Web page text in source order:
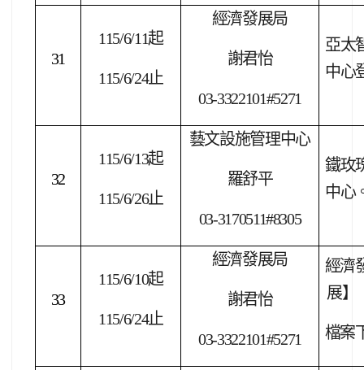
31
115/6/11起
115/6/24止
經濟發展局
謝君怡
03-3322101#5271
亞太
中心
32
115/6/13起
115/6/26止
藝文設施管理中心
羅舒平
03-3170511#8305
鐵玫
中心
33
115/6/10起
115/6/24止
經濟發展局
謝君怡
03-3322101#5271
經濟
展】
檔案